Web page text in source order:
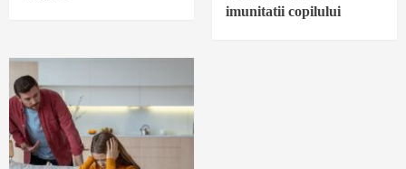
imunitatii copilului